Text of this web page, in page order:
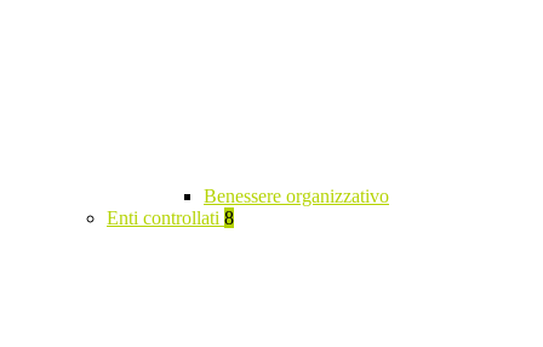
Benessere organizzativo
Enti controllati 8